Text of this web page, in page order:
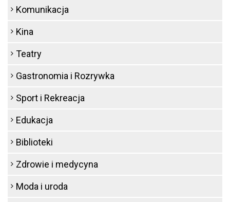
Komunikacja
Kina
Teatry
Gastronomia i Rozrywka
Sport i Rekreacja
Edukacja
Biblioteki
Zdrowie i medycyna
Moda i uroda